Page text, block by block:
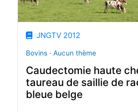
JNGTV 2012
Bovins · Aucun thème
Caudectomie haute
taureau de saillie de
bleue belge